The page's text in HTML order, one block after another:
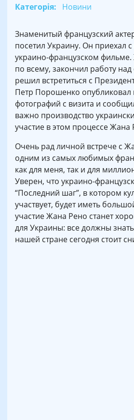
Категорія: Новини
Знаменитый французский
посетил Украину. Он приехал
украино-французском
по всему, закончил работу
решил встретиться с
Петр Порошенко опубликовал
фотографий с визита и
важно производство
участие в этом процессе Жана
Очень рад личной встрече с
одним из самых любимых
как для меня, так и для
Уверен, что украино-
“Последний шаг”, в котором
участвует, будет иметь
участие Жана Рено станет
для Украины: все должны
нашей стране сегодня стоит